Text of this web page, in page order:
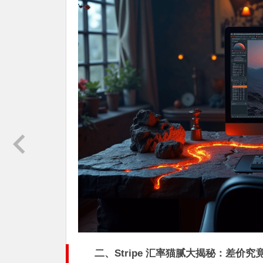
二、Stripe 汇率猫腻大揭秘：差价究